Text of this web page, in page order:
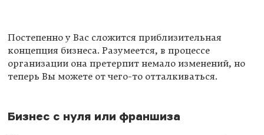
Постепенно у Вас сложится приблизительная
концепция бизнеса. Разумеется, в процессе
организации она претерпит немало изменений, но
теперь Вы можете от чего-то отталкиваться.
Бизнес с нуля или франшиза